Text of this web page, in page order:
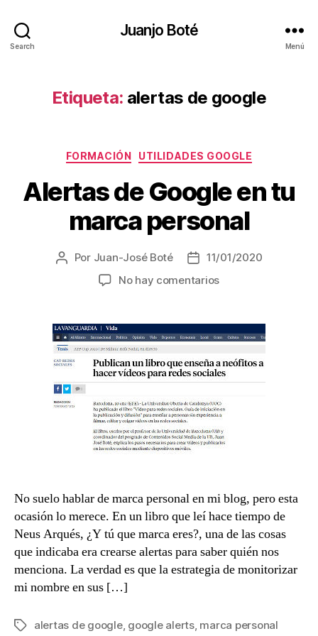
Search
Juanjo Boté
Menú
Etiqueta: alertas de google
Categorías
FORMACIÓN UTILIDADES GOOGLE
Alertas de Google en tu
marca personal
Autor
Por Juan-José Boté
Fecha11/01/2020
No hay comentariosen
Google
en
marca
No suelo hablar de marca personal en mi blog, pero esta
ocasión lo merece. En un libro que leí hace tiempo de
Neus Arqués, ¿Y tú que marca eres?, una de las cosas
que indicaba era crearse alertas para saber quién nos
menciona. La verdad es que la estrategia de monitorizar
mi nombre en sus […]
Etiquetas
alertas de google, google alerts, marca personal